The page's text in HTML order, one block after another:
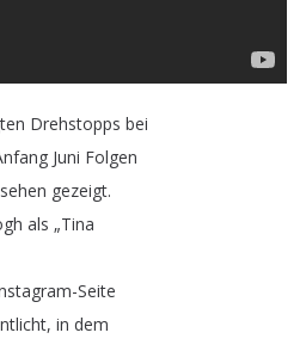
Drehstopps bei
Juni Folgen
gezeigt.
als „Tina
Seite
, in dem